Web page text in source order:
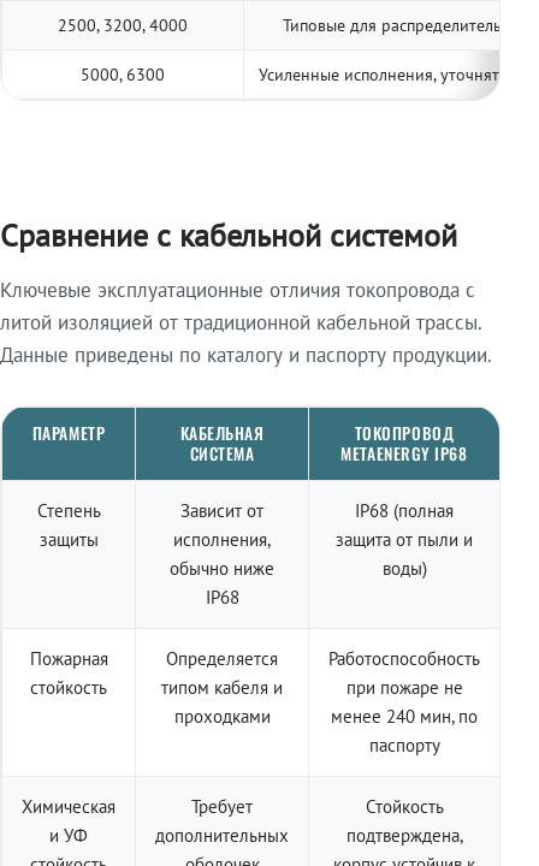
2500, 3200, 4000 Типовые для распределительных
5000, 6300 Усиленные исполнения, уточнять по
Сравнение с кабельной системой
Ключевые эксплуатационные отличия токопровода с
литой изоляцией от традиционной кабельной трассы.
Данные приведены по каталогу и паспорту продукции.
ПАРАМЕТР
КАБЕЛЬНАЯ
СИСТЕМА
ТОКОПРОВОД
METAENERGY IP68
Степень
защиты
Зависит от
исполнения,
обычно ниже
IP68
IP68 (полная
защита от пыли и
воды)
Пожарная
стойкость
Определяется
типом кабеля и
проходками
Работоспособность
при пожаре не
менее 240 мин, по
паспорту
Химическая
и УФ
Требует
дополнительных
Стойкость
подтверждена,